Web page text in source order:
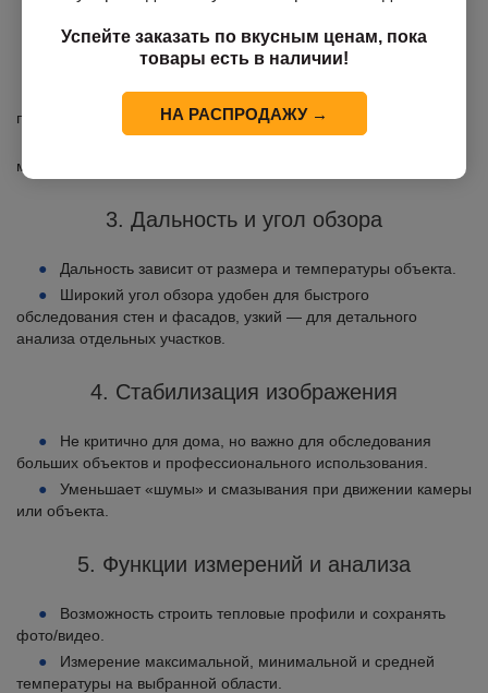
2. Чувствительность (NETD)
Показывает минимальную разницу температур, которую
прибор способен зафиксировать.
мелких дефектов утепления и скрытой влаги.
3. Дальность и угол обзора
Дальность зависит от размера и температуры объекта.
Широкий угол обзора удобен для быстрого
обследования стен и фасадов, узкий — для детального
анализа отдельных участков.
4. Стабилизация изображения
Не критично для дома, но важно для обследования
больших объектов и профессионального использования.
Уменьшает «шумы» и смазывания при движении камеры
или объекта.
5. Функции измерений и анализа
Возможность строить тепловые профили и сохранять
фото/видео.
Измерение максимальной, минимальной и средней
температуры на выбранной области.
Успейте заказать по вкусным ценам, пока
товары есть в наличии!
НА РАСПРОДАЖУ →